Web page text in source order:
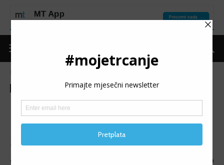
Izdvojeno MT reflektor
MT REFLEKTOR: Ferid
Ekinović
MT REFLEKTOR (93): Predstavljamo Ferida Ekinovića.
Objavio 1079